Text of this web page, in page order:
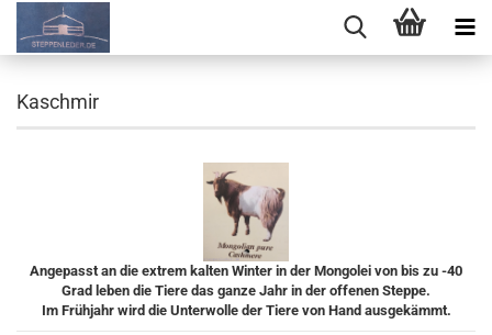
Kaschmir
Angepasst an die extrem kalten Winter in der Mongolei von bis zu -40
Grad leben die Tiere das ganze Jahr in der offenen Steppe.
Im Frühjahr wird die Unterwolle der Tiere von Hand ausgekämmt.